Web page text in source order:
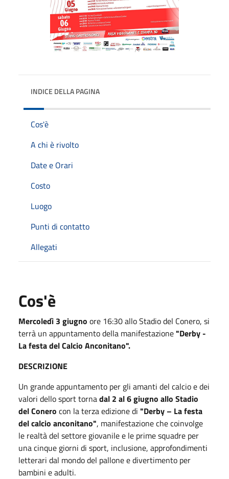
INDICE DELLA PAGINA
Cos'è
A chi è rivolto
Date e Orari
Costo
Luogo
Punti di contatto
Allegati
Cos'è
Mercoledì 3 giugno ore 16:30 allo Stadio del Conero, si
terrà un appuntamento della manifestazione"Derby -
La festa del Calcio Anconitano".
DESCRIZIONE
Un grande appuntamento per gli amanti del calcio e dei
valori dello sport tornadal 2 al 6 giugno allo Stadio
del Conero con la terza edizione di "Derby – La festa
del calcio anconitano", manifestazione che coinvolge
le realtà del settore giovanile e le prime squadre per
una cinque giorni di sport, inclusione, approfondimenti
letterari dal mondo del pallone e divertimento per
bambini e adulti.